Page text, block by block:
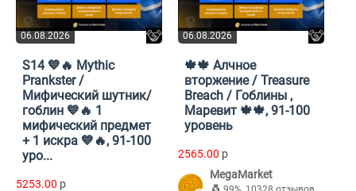
06.08.2026
S14 💙🔥 Mythic
Prankster /
Мифический шутник/
гоблин 💙🔥 1
мифический предмет
+ 1 искра 💙🔥, 91-100
уро...
5253.00 p
06.08.2026
🍁🍁 Алчное
вторжение / Treasure
Breach / Гоблины ,
Маревит 🍁🍁, 91-100
уровень
2565.00 p
MegaMarket